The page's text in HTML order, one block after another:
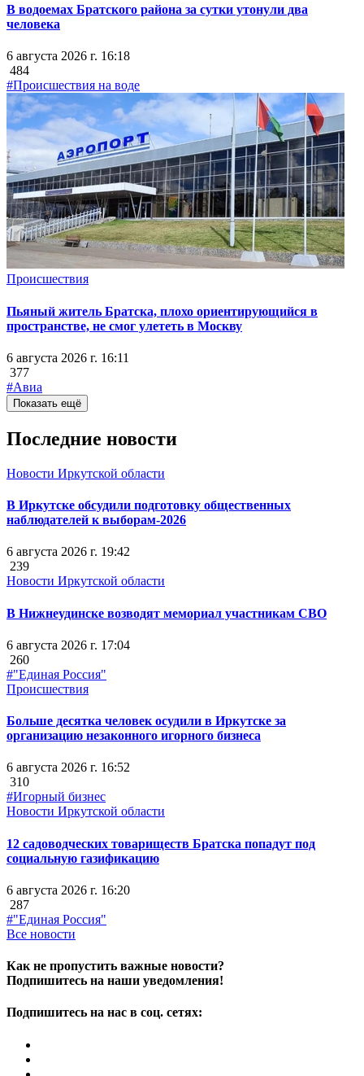
В водоемах Братского района за сутки утонули два
человека
6 августа 2026 г. 16:18
484
#Происшествия на воде
Происшествия
Пьяный житель Братска, плохо ориентирующийся в
пространстве, не смог улететь в Москву
6 августа 2026 г. 16:11
377
#Авиа
Показать ещё
Последние новости
Новости Иркутской области
В Иркутске обсудили подготовку общественных
наблюдателей к выборам-2026
6 августа 2026 г. 19:42
239
Новости Иркутской области
В Нижнеудинске возводят мемориал участникам СВО
6 августа 2026 г. 17:04
260
#"Единая Россия"
Происшествия
Больше десятка человек осудили в Иркутске за
организацию незаконного игорного бизнеса
6 августа 2026 г. 16:52
310
#Игорный бизнес
Новости Иркутской области
12 садоводческих товариществ Братска попадут под
социальную газификацию
6 августа 2026 г. 16:20
287
#"Единая Россия"
Все новости
Как не пропустить важные новости?
Подпишитесь на наши уведомления!
Подпишитесь на нас в соц. сетях: